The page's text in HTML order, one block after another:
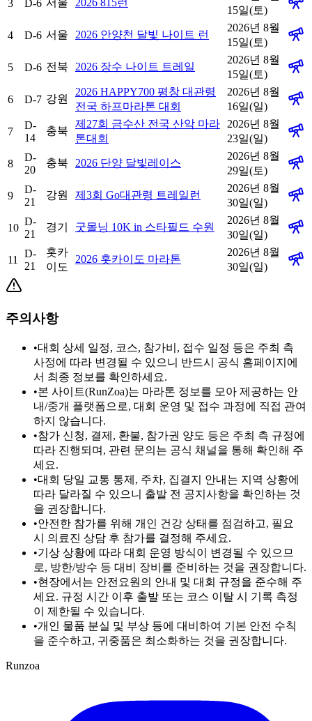
3 D-6 서울 2026 815런
15일(토)
4 D-6 서울 2026 안양천 달빛 나이트 런
2026년 8월
15일(토)
5 D-6 전북 2026 장수 나이트 트레일
2026년 8월
15일(토)
6 D-7 강원
2026 HAPPY700 평창 대관령
전국 하프마라톤 대회
2026년 8월
16일(일)
7
D-
14
충북
제27회 금수산 전국 산악 마라
톤대회
2026년 8월
23일(일)
8
D-
20
충북 2026 단양 달빛레이스
2026년 8월
29일(토)
9
D-
21
강원 제3회 Go대관령 트레일런
2026년 8월
30일(일)
10
D-
21
경기 굿몰닝 10K in 스타필드 수원
2026년 8월
30일(일)
11
D-
21
홋카
이도
2026 홋카이도 마라톤
2026년 8월
30일(일)
주의사항
•대회 상세 일정, 코스, 참가비, 접수 일정 등은 주최 측
사정에 따라 변경될 수 있으니 반드시 공식 홈페이지에
서 최종 정보를 확인하세요.
•본 사이트(RunZoa)는 마라톤 정보를 모아 제공하는 안
내/중개 플랫폼으로, 대회 운영 및 접수 과정에 직접 관여
하지 않습니다.
•참가 신청, 결제, 환불, 참가권 양도 등은 주최 측 규정에
따라 진행되며, 관련 문의는 공식 채널을 통해 확인해 주
세요.
•대회 당일 교통 통제, 주차, 집결지 안내는 지역 상황에
따라 달라질 수 있으니 출발 전 공지사항을 확인하는 것
을 권장합니다.
•안전한 참가를 위해 개인 건강 상태를 점검하고, 필요
시 의료진 상담 후 참가를 결정해 주세요.
•기상 상황에 따라 대회 운영 방식이 변경될 수 있으므
로, 방한/방수 등 대비 장비를 준비하는 것을 권장합니다.
•현장에서는 안전요원의 안내 및 대회 규정을 준수해 주
세요. 규정 시간 이후 출발 또는 코스 이탈 시 기록 측정
이 제한될 수 있습니다.
•개인 물품 분실 및 부상 등에 대비하여 기본 안전 수칙
을 준수하고, 귀중품은 최소화하는 것을 권장합니다.
Runzoa